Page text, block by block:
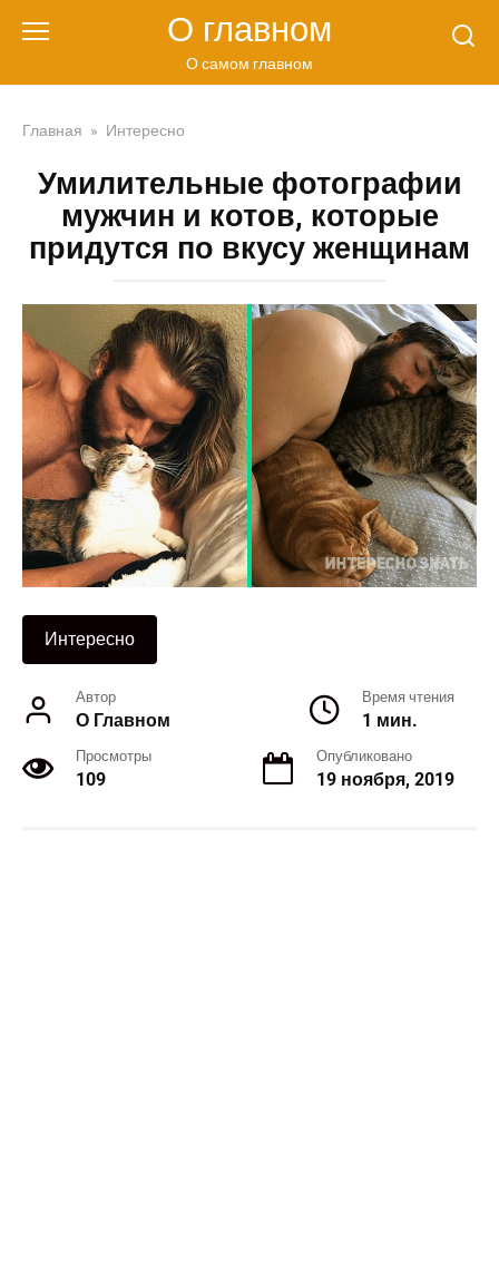
О главном
О самом главном
Главная » Интересно
Умилительные фотографии
мужчин и котов, которые
придутся по вкусу женщинам
Интересно
Автор
О Главном
Время чтения
1 мин.
Просмотры
109
Опубликовано
19 ноября, 2019